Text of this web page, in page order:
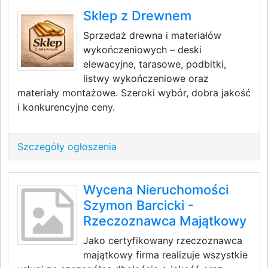
Sklep z Drewnem
Sprzedaż drewna i materiałów
wykończeniowych – deski
elewacyjne, tarasowe, podbitki,
listwy wykończeniowe oraz
materiały montażowe. Szeroki wybór, dobra jakość
i konkurencyjne ceny.
Szczegóły ogłoszenia
Wycena Nieruchomości
Szymon Barcicki -
Rzeczoznawca Majątkowy
Jako certyfikowany rzeczoznawca
majątkowy firma realizuje wszystkie